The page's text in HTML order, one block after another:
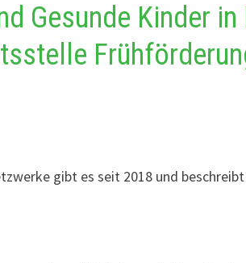
Gesunde Kinder
gibt es seit 2018 und